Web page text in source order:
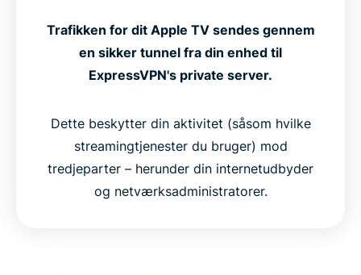
Trafikken for dit Apple TV sendes gennem
en sikker tunnel fra din enhed til
ExpressVPN's private server.
Dette beskytter din aktivitet (såsom hvilke
streamingtjenester du bruger) mod
tredjeparter – herunder din internetudbyder
og netværksadministratorer.